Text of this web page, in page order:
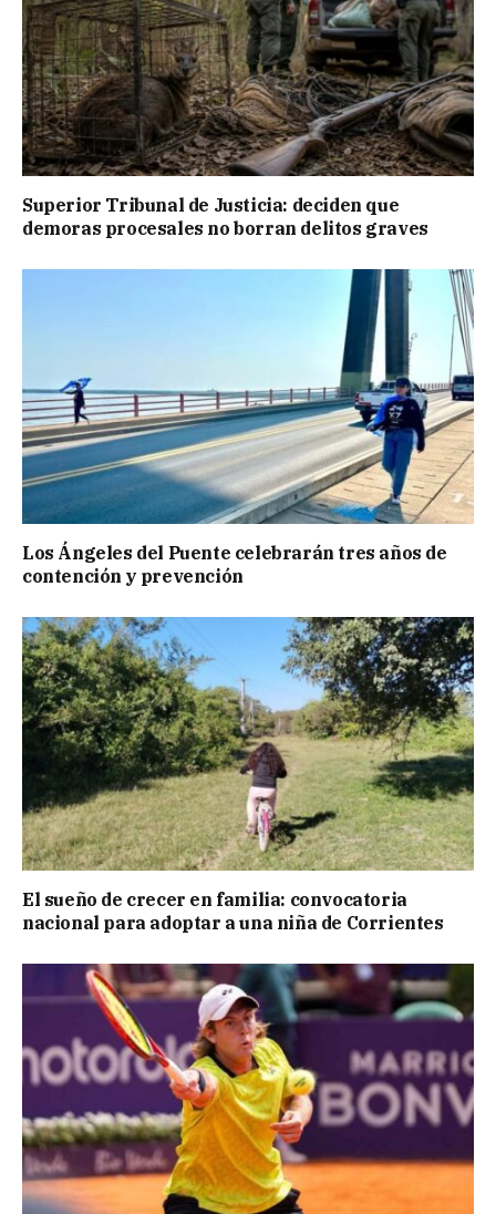
Superior Tribunal de Justicia: deciden que
demoras procesales no borran delitos graves
Los Ángeles del Puente celebrarán tres años de
contención y prevención
El sueño de crecer en familia: convocatoria
nacional para adoptar a una niña de Corrientes